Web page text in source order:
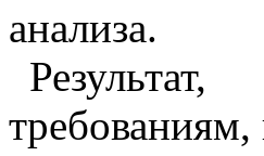
анализа.